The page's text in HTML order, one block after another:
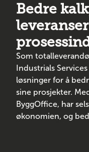
Bedre
Som
Industrials
løsninger for å
sine prosjekter.
ByggOffice, har
økonomien, og